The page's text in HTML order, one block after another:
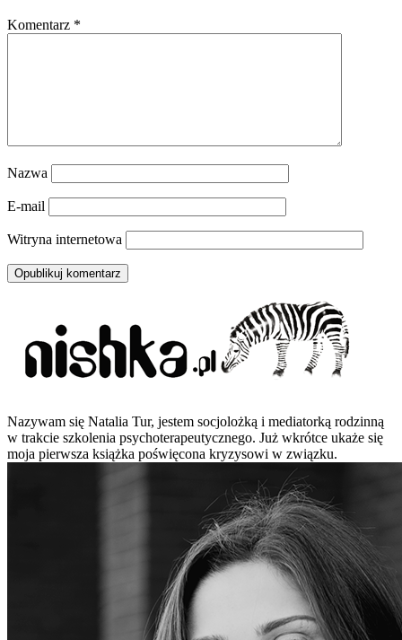
Komentarz *
Nazwa
E-mail
Witryna internetowa
Nazywam się Natalia Tur, jestem socjolożką i mediatorką rodzinną
w trakcie szkolenia psychoterapeutycznego. Już wkrótce ukaże się
moja pierwsza książka poświęcona kryzysowi w związku.